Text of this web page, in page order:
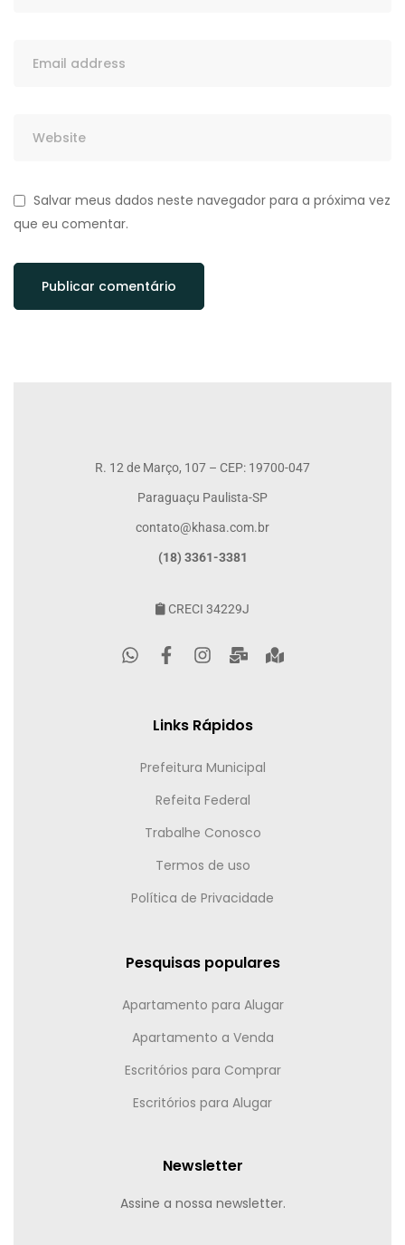
Salvar meus dados neste navegador para a próxima vez
que eu comentar.
R. 12 de Março, 107 – CEP: 19700-047
Paraguaçu Paulista-SP
contato@khasa.com.br
(18) 3361-3381
CRECI 34229J
Links Rápidos
Prefeitura Municipal
Refeita Federal
Trabalhe Conosco
Termos de uso
Política de Privacidade
Pesquisas populares
Apartamento para Alugar
Apartamento a Venda
Escritórios para Comprar
Escritórios para Alugar
Newsletter
Assine a nossa newsletter.